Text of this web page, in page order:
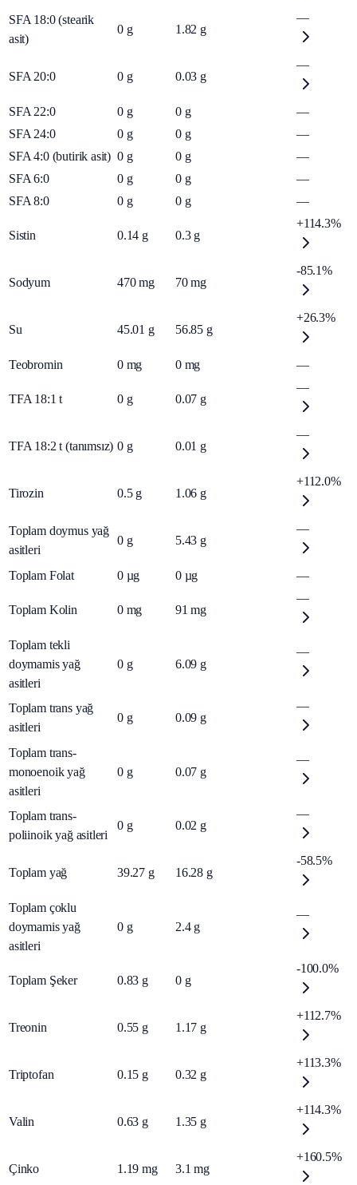
SFA 18:0 (stearik
asit)
0 g 1.82 g
—
SFA 20:0 0 g 0.03 g
—
SFA 22:0 0 g 0 g
—
SFA 24:0
0 g 0 g
—
SFA 4:0 (butirik asit) 0 g 0 g
—
SFA 6:0
0 g 0 g
—
SFA 8:0
0 g 0 g —
Sistin 0.14 g 0.3 g
+114.3%
Sodyum 470 mg 70 mg
-85.1%
Su 45.01 g 56.85 g
+26.3%
Teobromin 0 mg 0 mg —
TFA 18:1 t 0 g 0.07 g
—
TFA 18:2 t (tanımsız) 0 g 0.01 g
—
Tirozin 0.5 g 1.06 g
+112.0%
Toplam doymus yağ
asitleri
0 g 5.43 g
—
Toplam Folat 0 µg 0 µg —
Toplam Kolin 0 mg 91 mg
—
Toplam tekli
doymamis yağ
asitleri
0 g 6.09 g
—
Toplam trans yağ
asitleri
0 g 0.09 g
—
Toplam trans-
monoenoik yağ
asitleri
0 g 0.07 g
—
Toplam trans-
poliinoik yağ asitleri
0 g 0.02 g
—
Toplam yağ 39.27 g 16.28 g
-58.5%
Toplam çoklu
doymamis yağ
asitleri
0 g 2.4 g
—
Toplam Şeker 0.83 g 0 g
-100.0%
Treonin 0.55 g 1.17 g
+112.7%
Triptofan 0.15 g 0.32 g
+113.3%
Valin 0.63 g 1.35 g
+114.3%
Çinko 1.19 mg 3.1 mg
+160.5%